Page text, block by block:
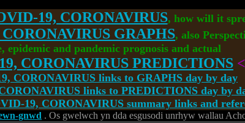
19, CORONAVIRUS, how will it
GRAPHS, also
epidemic and pandemic prognosis and actual
CORONAVIRUS PREDICTIONS
CORONAVIRUS links to GRAPHS day by day
links to PREDICTIONS day by
19, CORONAVIRUS summary links and
gnwd . Os gwelwch yn dda esgusodi unrhyw wallau